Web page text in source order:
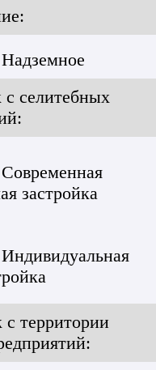
Надземное
селитебных
Современная
застройка
Индивидуальная
территории